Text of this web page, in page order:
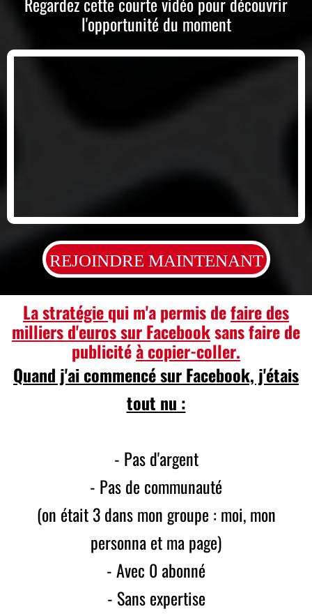
l'opportunité du moment
REJOINDRE MAINTENANT
La stratégiequi m'a permis defaire des
milliers d'euros sur Facebooksans faire de
publicitéà copier-coller.
Quand j'ai commencé sur Facebook, j'étais
tout nu :
- Pas d'argent
- Pas de communauté
(on était 3 dans mon groupe : moi, mon
personna et ma page)
- Avec 0 abonné
- Sans expertise